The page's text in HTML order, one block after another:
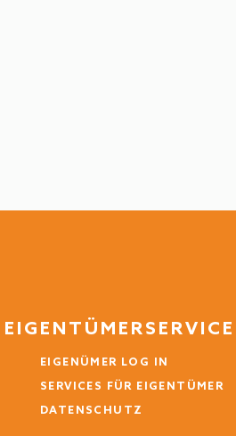
EIGENTÜMERSERVICE
EIGENÜMER LOG IN
SERVICES FÜR EIGENTÜMER
DATENSCHUTZ